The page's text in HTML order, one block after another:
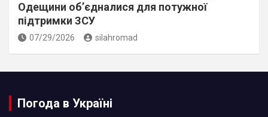
Одещини об’єдналися для потужної
підтримки ЗСУ
07/29/2026 silahromad
Погода в Україні